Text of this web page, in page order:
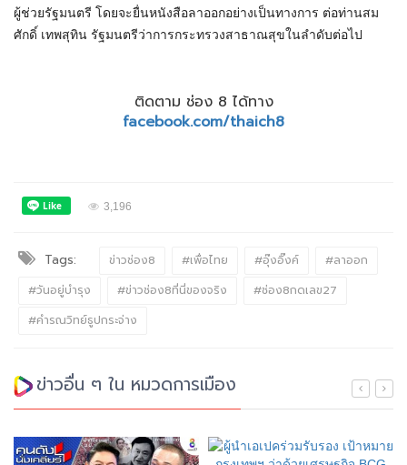
ผู้ช่วยรัฐมนตรี โดยจะยื่นหนังสือลาออกอย่างเป็นทางการ ต่อท่านสม
ศักดิ์ เทพสุทิน รัฐมนตรีว่าการกระทรวงสาธาณสุขในลำดับต่อไป
ติดตาม ช่อง 8 ได้ทาง
facebook.com/thaich8
3,196
Tags: ข่าวช่อง8 #เพื่อไทย #อุ๊งอิ๊งค์
#ลาออก
#วันอยู่บำรุง
#ข่าวช่อง8ที่นี่ของจริง
#ช่อง8กดเลข27
#คำรณวิทย์ธูปกระจ่าง
ข่าวอื่น ๆ ใน หมวดการเมือง